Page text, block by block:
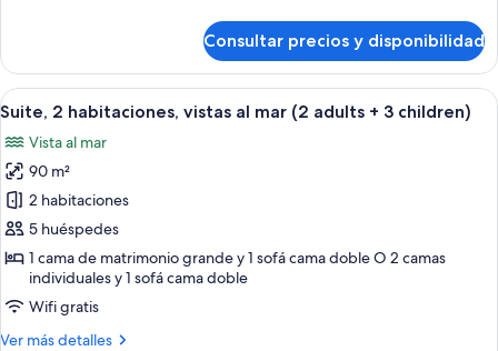
adults
+
2
children)
2
habitaciones,
vistas
mar
(2
adults
+
2
children)
Consultar precios y disponibilidad
Abrir
todas
las
fotos
de
Suite,
2
habitaciones,
vistas
al
Una habitación de hotel con cama,
7
Suite, 2 habitaciones, vistas al mar (2 adults + 3 children)
Vista al mar
90 m²
2 habitaciones
5 huéspedes
1 cama de matrimonio grande y 1 sofá cama doble O 2 camas
individuales y 1 sofá cama doble
Wifi gratis
Ver más detalles
Más